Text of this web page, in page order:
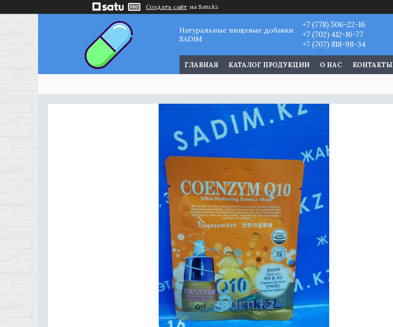
Создать сайт на Satu.kz
Натуральные пищевые добавки
SADIM
+7 (778) 506-22-16
+7 (702) 412-16-77
+7 (707) 818-98-34
ГЛАВНАЯ КАТАЛОГ ПРОДУКЦИИ О НАС КОНТАКТЫ